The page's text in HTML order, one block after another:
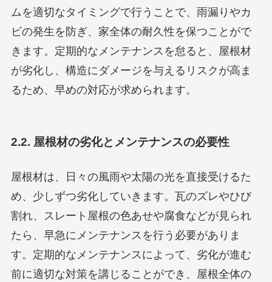
ムを適切なタイミングで行うことで、雨漏りやカ
ビの発生を防ぎ、家全体の耐久性を保つことがで
きます。定期的なメンテナンスを怠ると、屋根材
が劣化し、構造にダメージを与えるリスクが高ま
るため、早めの対応が求められます。
2.2. 屋根材の劣化とメンテナンスの必要性
屋根材は、日々の風雨や太陽の光を直接受けるた
め、少しずつ劣化していきます。瓦のズレやひび
割れ、スレート屋根の色あせや腐食などが見られ
たら、早急にメンテナンスを行う必要がありま
す。定期的なメンテナンスによって、劣化が進む
前に適切な対策を講じることができ、屋根全体の